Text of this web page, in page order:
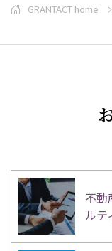
GRANTACT home
不動
ル